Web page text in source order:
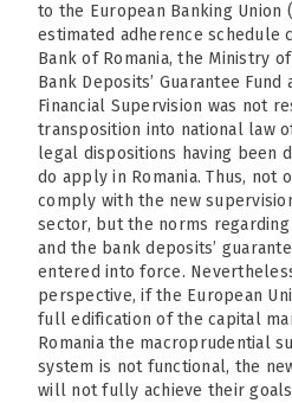
to the European Banking Union
estimated adherence schedule
Bank of Romania, the Ministry
Bank Deposits’ Guarantee
Financial Supervision was not
transposition into national law
legal dispositions having been
do apply in Romania. Thus, not
comply with the new
sector, but the norms
and the bank deposits’
entered into force.
perspective, if the European
full edification of the capital
Romania the macroprudential
system is not functional, the
will not fully achieve their